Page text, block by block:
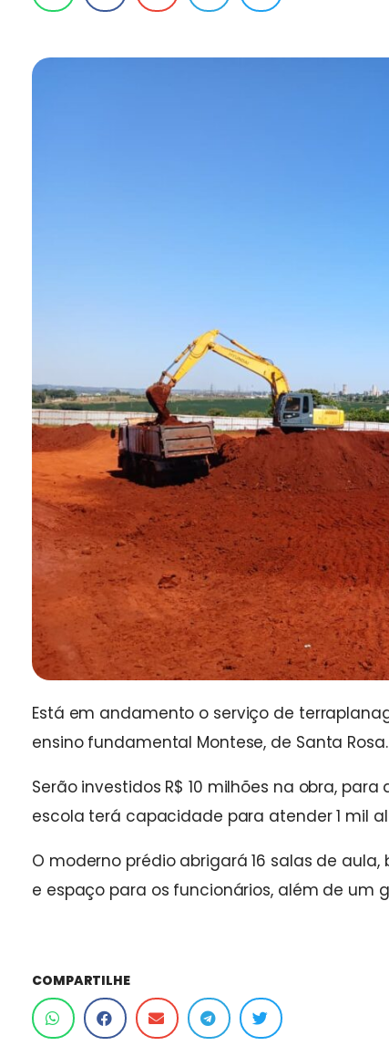
Está em andamento o serviço de
ensino fundamental Montese, de Santa Rosa.
Serão investidos R$ 10 milhões na obra,
escola terá capacidade para atender 1 mil
O moderno prédio abrigará 16 salas de
e espaço para os funcionários, além de um
COMPARTILHE